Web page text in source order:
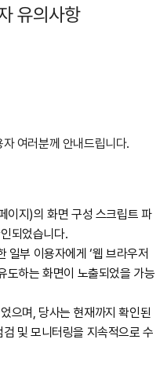
여러분께 안내드립니다.
이지)의 화면 구성 스크립트 파
되었습니다.
부 이용자에게 ‘웹 브라우저
도하는 화면이 노출되었을 가능
으며, 당사는 현재까지 확인된
및 모니터링을 지속적으로 수